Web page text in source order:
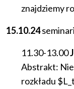
znajdziemy
15.10.24
11.30-13.00
Abstrakt:
rozkładu